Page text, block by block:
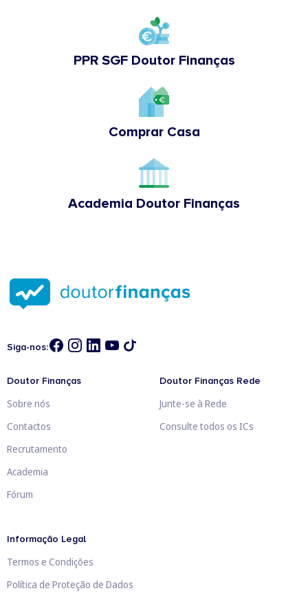
PPR SGF Doutor Finanças
Comprar Casa
Academia Doutor Finanças
Siga-nos:
Doutor Finanças
Sobre nós
Contactos
Recrutamento
Academia
Fórum
Doutor Finanças Rede
Junte-se à Rede
Consulte todos os ICs
Informação Legal
Termos e Condições
Política de Proteção de Dados